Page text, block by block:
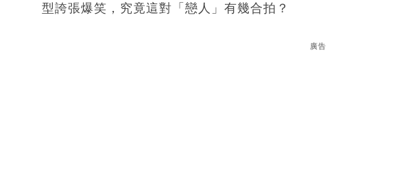
型誇張爆笑，究竟這對「戀人」有幾合拍？
廣告